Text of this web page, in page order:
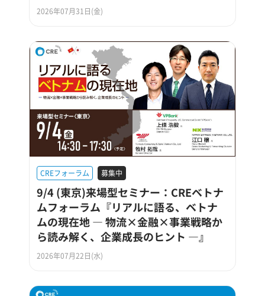
2026年07月31日(金)
CREフォーラム 募集中
9/4 (東京)来場型セミナー：CREベトナ
ムフォーラム『リアルに語る、ベトナ
ムの現在地 ― 物流×金融×事業戦略か
ら読み解く、企業成長のヒント ―』
2026年07月22日(水)